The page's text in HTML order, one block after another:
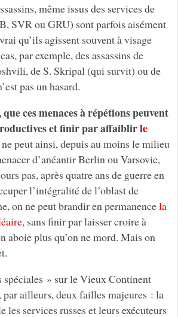
même issus des services de
SVR ou GRU) sont parfois aisément
qu’ils agissent souvent à visage
par exemple, des assassins de
de S. Skripal (qui survit) ou de
pas un hasard.
ces menaces à répétions peuvent
et finir par affaiblirle
peut ainsi, depuis au moins le milieu
d’anéantir Berlin ou Varsovie,
pas, après quatre ans de guerre en
l’intégralité de l’oblast de
on ne peut brandir en permanencela
, sans finir par laisser croire à
aboie plus qu’on ne mord. Mais on
spéciales » sur le Vieux Continent
par ailleurs, deux failles majeures : la
les services russes et leurs exécuteurs